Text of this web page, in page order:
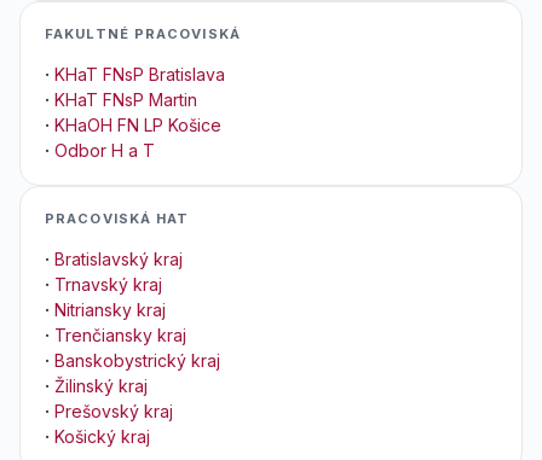
FAKULTNÉ PRACOVISKÁ
· KHaT FNsP Bratislava
· KHaT FNsP Martin
· KHaOH FN LP Košice
· Odbor H a T
PRACOVISKÁ HAT
· Bratislavský kraj
· Trnavský kraj
· Nitriansky kraj
· Trenčiansky kraj
· Banskobystrický kraj
· Žilinský kraj
· Prešovský kraj
· Košický kraj